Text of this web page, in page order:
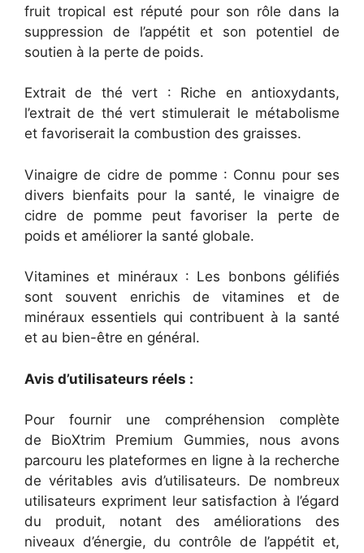
fruit tropical est réputé pour son rôle dans la
suppression de l’appétit et son potentiel de
soutien à la perte de poids.
Extrait de thé vert : Riche en antioxydants,
l’extrait de thé vert stimulerait le métabolisme
et favoriserait la combustion des graisses.
Vinaigre de cidre de pomme : Connu pour ses
divers bienfaits pour la santé, le vinaigre de
cidre de pomme peut favoriser la perte de
poids et améliorer la santé globale.
Vitamines et minéraux : Les bonbons gélifiés
sont souvent enrichis de vitamines et de
minéraux essentiels qui contribuent à la santé
et au bien-être en général.
Avis d’utilisateurs réels :
Pour fournir une compréhension complète
de BioXtrim Premium Gummies, nous avons
parcouru les plateformes en ligne à la recherche
de véritables avis d’utilisateurs. De nombreux
utilisateurs expriment leur satisfaction à l’égard
du produit, notant des améliorations des
niveaux d’énergie, du contrôle de l’appétit et,